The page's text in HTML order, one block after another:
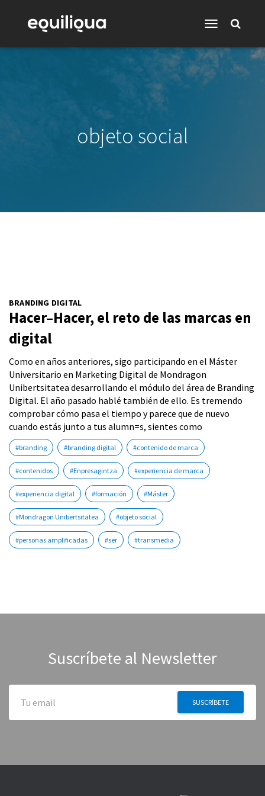
objeto social
BRANDING DIGITAL
Hacer–Hacer, el reto de las marcas en
digital
Como en años anteriores, sigo participando en el Máster
Universitario en Marketing Digital de Mondragon
Unibertsitatea desarrollando el módulo del área de Branding
Digital. El año pasado hablé también de ello. Es tremendo
comprobar cómo pasa el tiempo y parece que de nuevo
cuando estás junto a tus alumn=s, sientes como
#branding #branding digital #contenido de marca
#contenidos #Enpresagintza #experiencia de marca
#experiencia digital #formación #Máster
#Mondragon Unibertsitatea #objeto social
#personas amplificadas #ser #transmedia
Suscríbete al Newsletter